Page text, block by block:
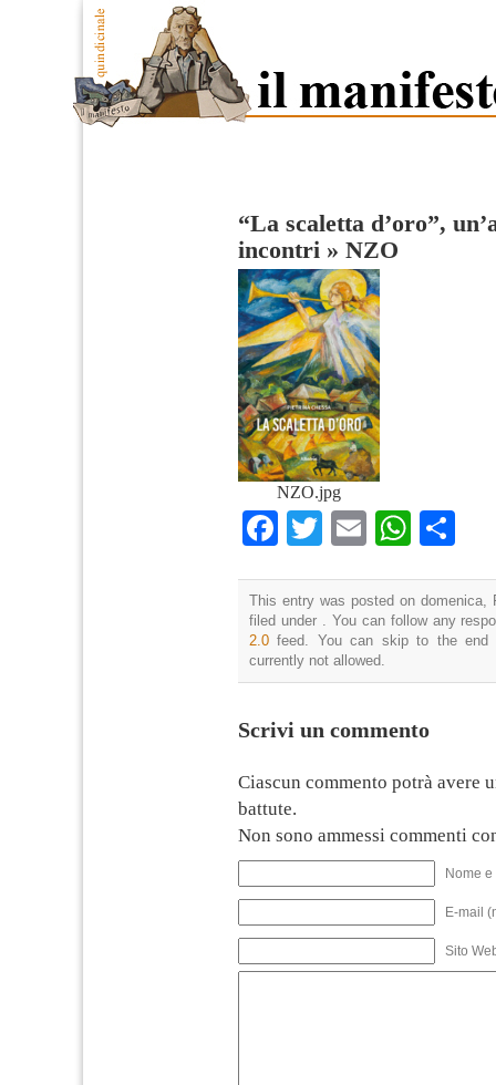
“La scaletta d’oro”,
incontri » NZO
NZO.jpg
Facebook
TwitterEmail
This entry was posted on domenica,
filed under . You can follow any
2.0 feed. You can skip to the end
currently not allowed.
Scrivi un commento
Ciascun commento potrà avere
battute.
Non sono ammessi commenti
Nome
E-mail
Sito